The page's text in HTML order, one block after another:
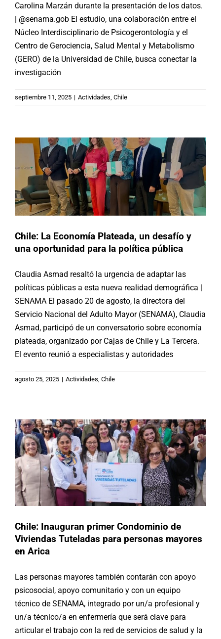
Carolina Marzán durante la presentación de los datos.
| @senama.gob El estudio, una colaboración entre el
Núcleo Interdisciplinario de Psicogerontología y el
Centro de Gerociencia, Salud Mental y Metabolismo
(GERO) de la Universidad de Chile, busca conectar la
investigación
septiembre 11, 2025 | Actividades Chile
Chile: La Economía Plateada, un
desafío y una oportunidad para la
Chile: La Economía Plateada, un desafío y
una oportunidad para la política pública
Claudia Asmad resaltó la urgencia de adaptar las
políticas públicas a esta nueva realidad demográfica |
SENAMA El pasado 20 de agosto, la directora del
Servicio Nacional del Adulto Mayor (SENAMA), Claudia
Asmad, participó de un conversatorio sobre economía
plateada, organizado por Cajas de Chile y La Tercera.
El evento reunió a especialistas y autoridades
agosto 25, 2025 | Actividades Chile
Chile: Inauguran primer Condominio
de Viviendas Tuteladas para
Chile: Inauguran primer Condominio de
Viviendas Tuteladas para personas mayores
en Arica
Las personas mayores también contarán con apoyo
psicosocial, apoyo comunitario y con un equipo
técnico de SENAMA, integrado por un/a profesional y
un/a técnico/a en enfermería que será clave para
articular el trabajo con la red de servicios de salud y la